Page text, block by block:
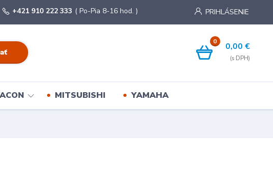
PRIHLÁSENIE
+421 910 222 333 ( Po-Pia 8-16 hod. )
0 0,00 €
MITSUBISHI YAMAHA